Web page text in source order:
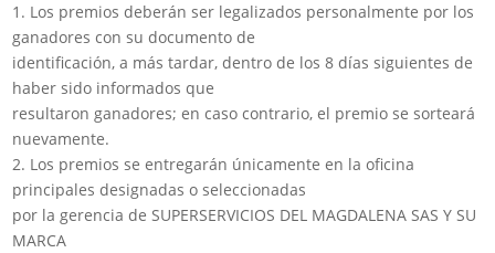
1. Los premios deberán ser legalizados personalmente por los
ganadores con su documento de
identificación, a más tardar, dentro de los 8 días siguientes de
haber sido informados que
resultaron ganadores; en caso contrario, el premio se sorteará
nuevamente.
2. Los premios se entregarán únicamente en la oficina
principales designadas o seleccionadas
por la gerencia de SUPERSERVICIOS DEL MAGDALENA SAS Y SU
MARCA